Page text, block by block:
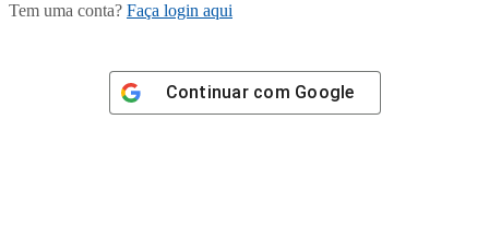
Tem uma conta? Faça login aqui
Continuar com Google